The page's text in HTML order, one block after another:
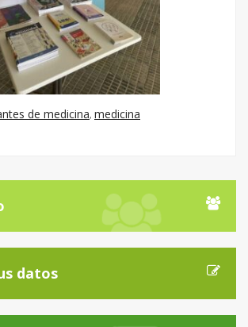
de medicina, medicina
datos